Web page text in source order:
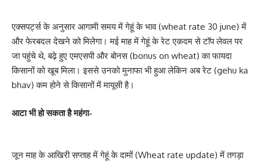
एक्सपर्ट्स के अनुसार आगामी समय में गेहूं के भाव (wheat rate 30 june) में
और फेरबदल देखने को मिलेगा। मई माह में गेहूं के रेट एकदम से टॉप लेवल पर
जा पहुंचे थे, बढ़े हुए एमएसपी और बोनस (bonus on wheat) का फायदा
किसानों को खूब मिला। इससे उनको मुनाफा भी हुआ लेकिन अब रेट (gehu ka
bhav) कम होने से किसानों में मायूसी है।
आटा भी हो सकता है महंगा-
जून माह के आखिरी सप्ताह में गेहूं के दामों (Wheat rate update) में तगड़ा